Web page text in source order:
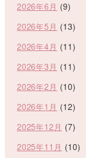
2026年6月 (9)
2026年5月 (13)
2026年4月 (11)
2026年3月 (11)
2026年2月 (10)
2026年1月 (12)
2025年12月 (7)
2025年11月 (10)